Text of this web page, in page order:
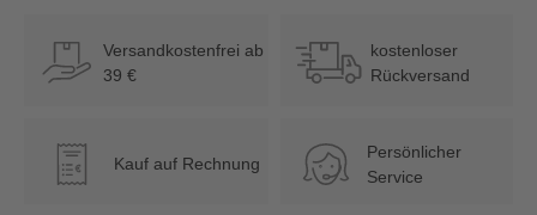
Versandkostenfrei ab
39 €
kostenloser
Rückversand
€ Kauf auf Rechnung
Persönlicher
Service